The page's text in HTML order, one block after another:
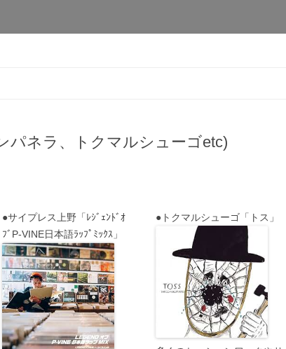
動
パネラ、トクマルシューゴetc)
●サイプレス上野「ﾚｼﾞｪﾝﾄﾞｵ
ﾌﾞP-VINE日本語ﾗｯﾌﾟﾐｯｸｽ」
●トクマルシューゴ「トス」